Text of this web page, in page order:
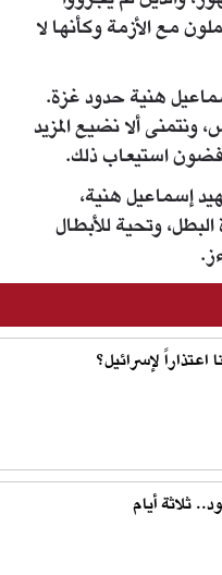
مع الأزمة وكأنها لا
هنية حدود غزة.
ألا نضيع المزيد
استيعاب ذلك.
إسماعيل هنية،
وتحية للأبطال
لإسرائيل؟
ثلاثة أيام